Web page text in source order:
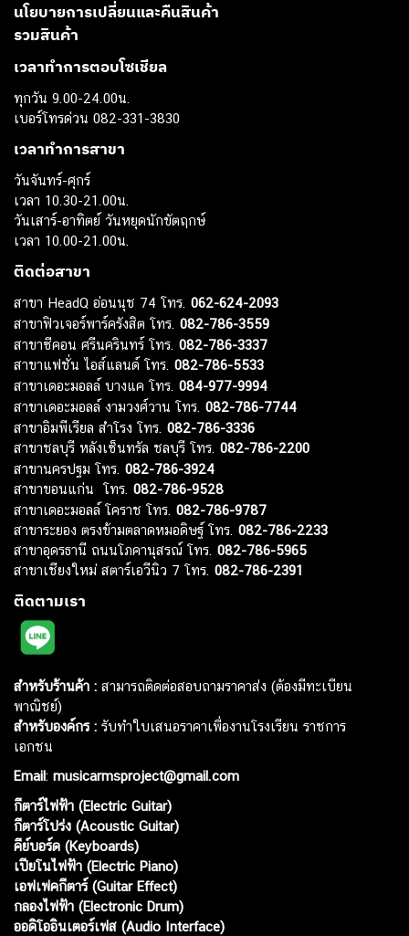
นโยบายการเปลี่ยนและคืนสินค้า
รวมสินค้า
เวลาทำการตอบโซเชียล
ทุกวัน 9.00-24.00น.
เบอร์โทรด่วน 082-331-3830
เวลาทำการสาขา
วันจันทร์-ศุกร์
เวลา 10.30-21.00น.
วันเสาร์-อาทิตย์ วันหยุดนักขัตฤกษ์
เวลา 10.00-21.00น.
ติดต่อสาขา
สาขา HeadQ อ่อนนุช 74 โทร. 062-624-2093
สาขาฟิวเจอร์พาร์ครังสิต โทร. 082-786-3559
สาขาซีคอน ศรีนครินทร์ โทร. 082-786-3337
สาขาแฟชั่น ไอส์แลนด์ โทร. 082-786-5533
สาขาเดอะมอลล์ บางแค โทร. 084-977-9994
สาขาเดอะมอลล์ งามวงศ์วาน โทร. 082-786-7744
สาขาอิมพีเรียล สำโรง โทร. 082-786-3336
สาขาชลบุรี หลังเซ็นทรัล ชลบุรี โทร. 082-786-2200
สาขานครปฐม โทร. 082-786-3924
สาขาขอนแก่น โทร. 082-786-9528
สาขาเดอะมอลล์ โคราช โทร. 082-786-9787
สาขาระยอง ตรงข้ามตลาดหมอดิษฐ์ โทร. 082-786-2233
สาขาอุดรธานี ถนนโภคานุสรณ์ โทร. 082-786-5965
สาขาเชียงใหม่ สตาร์เอวีนิว 7 โทร. 082-786-2391
ติดตามเรา
สำหรับร้านค้า : สามารถติดต่อสอบถามราคาส่ง (ต้องมีทะเบียน
พาณิชย์)
สำหรับองค์กร : รับทำใบเสนอราคาเพื่องานโรงเรียน ราชการ
เอกชน
Email: musicarmsproject@gmail.com
กีตาร์ไฟฟ้า (Electric Guitar)
กีตาร์โปร่ง (Acoustic Guitar)
คีย์บอร์ด (Keyboards)
เปียโนไฟฟ้า (Electric Piano)
เอฟเฟคกีตาร์ (Guitar Effect)
กลองไฟฟ้า (Electronic Drum)
ออดิโออินเตอร์เฟส (Audio Interface)